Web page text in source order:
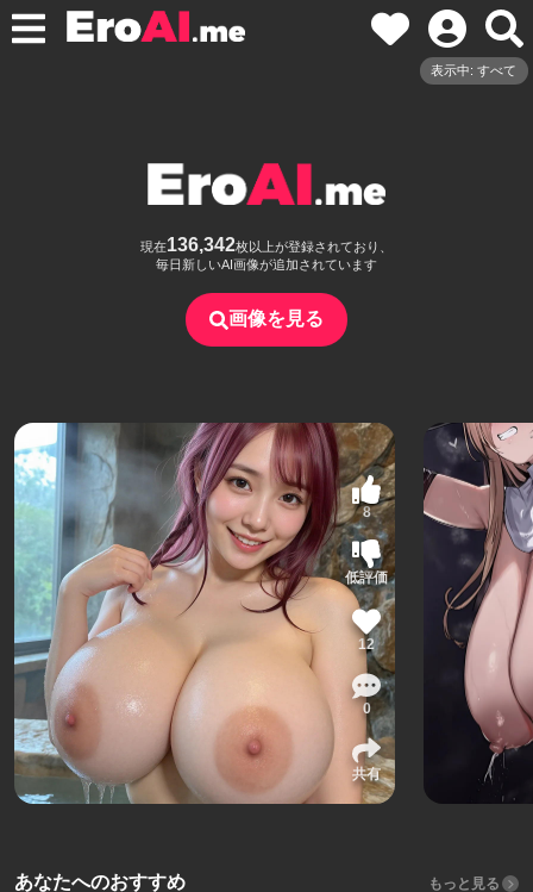
表示中: すべて
現在136,342枚以上が登録されており、
毎日新しいAI画像が追加されています
画像を見る
8
低評価
12
0
共有
あなたへのおすすめ もっと見る